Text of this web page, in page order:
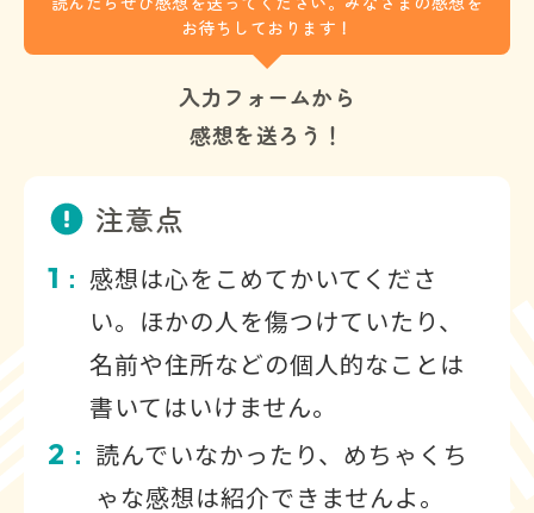
お待ちしております！
入力フォームから
感想を送ろう！
注意点
1 ： 感想は心をこめてかいてくださ
い。ほかの人を傷つけていたり、
名前や住所などの個人的なことは
書いてはいけません。
2 ： 読んでいなかったり、めちゃくち
ゃな感想は紹介できませんよ。